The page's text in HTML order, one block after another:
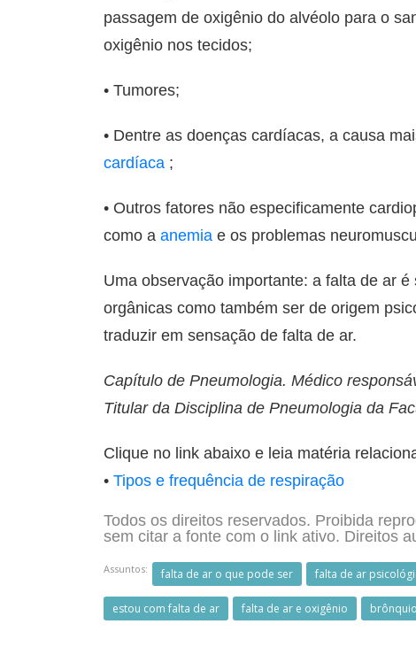
passagem de oxigênio do alvéolo para o
oxigênio nos tecidos;
• Tumores;
• Dentre as doenças cardíacas, a causa
cardíaca ;
• Outros fatores não especificamente
como a anemia e os problemas
Uma observação importante: a falta de ar
orgânicas como também ser de origem
traduzir em sensação de falta de ar.
Capítulo de Pneumologia. Médico
Titular da Disciplina de Pneumologia da
Clique no link abaixo e leia matéria
• Tipos e frequência de respiração
Todos os direitos reservados. Proibida
sem citar a fonte com o link ativo. Direitos
Assuntos: falta de ar o que pode ser falta de ar
estou com falta de ar falta de ar e oxigênio